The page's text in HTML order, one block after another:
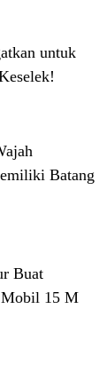
untuk
Batang
Buat
Mobil 15 M